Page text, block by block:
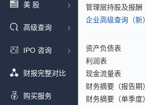
美 股
高级查询
IPO 咨询
财报完整对比
购买服务
管理层持股及报酬
企业高级查询（新）
资产负债表
利润表
现金流量表
财务摘要（报告期）
财务摘要（单季度）